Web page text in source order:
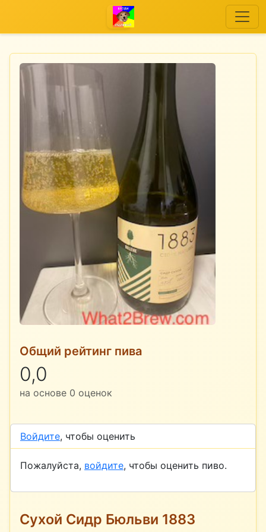
Общий рейтинг пива
0,0
на основе 0 оценок
Войдите, чтобы оценить
Пожалуйста, войдите, чтобы оценить пиво.
Сухой Сидр Бюльви 1883